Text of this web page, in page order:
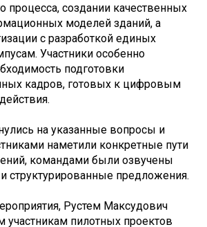
процесса, создании качественных
моделей зданий, а
с разработкой единых
Участники особенно
подготовки
кадров, готовых к цифровым
на указанные вопросы и
наметили конкретные пути
командами были озвучены
структурированные предложения.
Рустем Максудович
участникам пилотных проектов